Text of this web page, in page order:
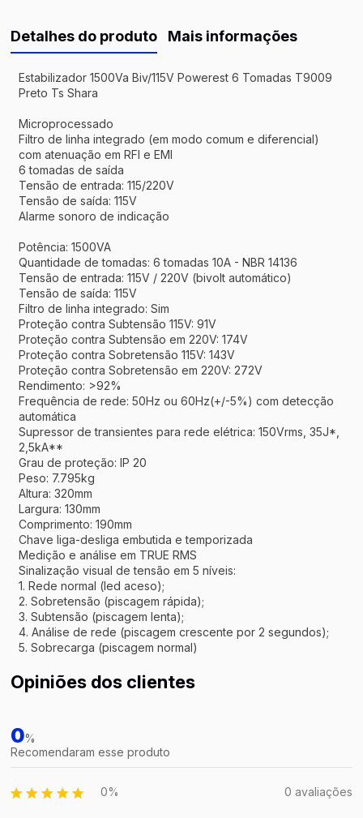
Detalhes do produto
Estabilizador 1500Va Biv/115V Powerest 6 Tomadas T9009
Preto Ts Shara
Microprocessado
Filtro de linha integrado (em modo comum e diferencial)
com atenuação em RFI e EMI
6 tomadas de saída
Tensão de entrada: 115/220V
Tensão de saída: 115V
Alarme sonoro de indicação
Potência: 1500VA
Quantidade de tomadas: 6 tomadas 10A - NBR 14136
Tensão de entrada: 115V / 220V (bivolt automático)
Tensão de saída: 115V
Filtro de linha integrado: Sim
Proteção contra Subtensão 115V: 91V
Proteção contra Subtensão em 220V: 174V
Proteção contra Sobretensão 115V: 143V
Proteção contra Sobretensão em 220V: 272V
Rendimento: >92%
Frequência de rede: 50Hz ou 60Hz(+/-5%) com detecção
automática
Supressor de transientes para rede elétrica: 150Vrms, 35J*,
2,5kA**
Grau de proteção: IP 20
Peso: 7.795kg
Altura: 320mm
Largura: 130mm
Comprimento: 190mm
Chave liga-desliga embutida e temporizada
Medição e análise em TRUE RMS
Sinalização visual de tensão em 5 níveis:
1. Rede normal (led aceso);
2. Sobretensão (piscagem rápida);
3. Subtensão (piscagem lenta);
4. Análise de rede (piscagem crescente por 2 segundos);
5. Sobrecarga (piscagem normal)
Mais informações
Opiniões dos clientes
0%
Recomendaram esse produto
0% 0 avaliações